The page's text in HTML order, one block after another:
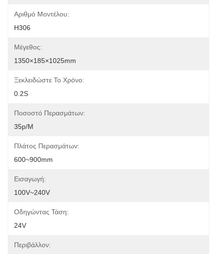
Αριθμό Μοντέλου:
H306
Μέγεθος:
1350×185×1025mm
Ξεκλειδώστε Το Χρόνο:
0.2S
Ποσοστό Περασμάτων:
35p/m
Πλάτος Περασμάτων:
600~900mm
Εισαγωγή:
100V~240V
Οδηγώντας Τάση:
24V
Περιβάλλον: